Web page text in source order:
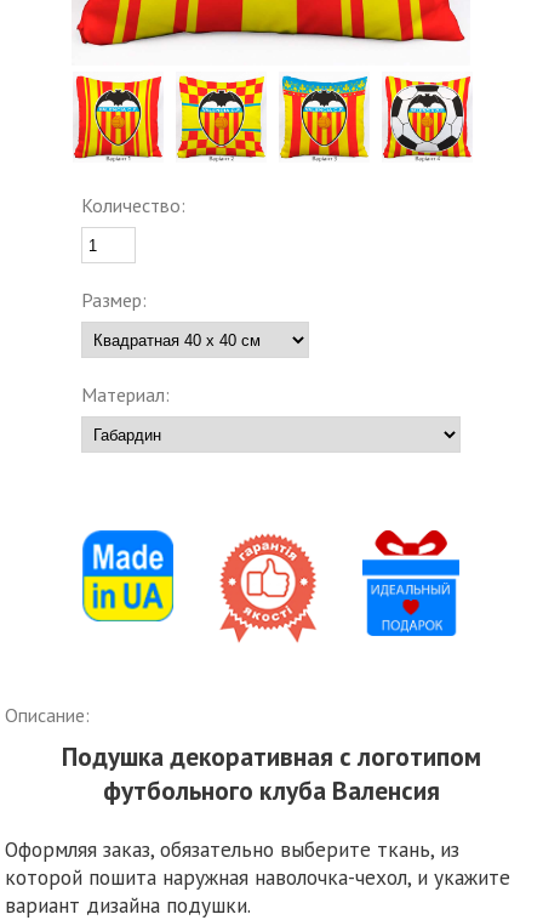
Количество:
Размер:
Материал:
Описание:
Подушка декоративная с логотипом
футбольного клуба Валенсия
Оформляя заказ, обязательно выберите ткань, из
которой пошита наружная наволочка-чехол, и укажите
вариант дизайна подушки.